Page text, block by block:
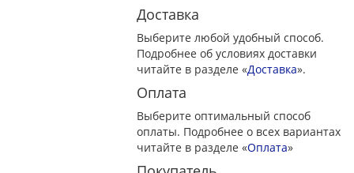
Доставка
Выберите любой удобный способ.
Подробнее об условиях доставки
читайте в разделе «Доставка».
Оплата
Выберите оптимальный способ
оплаты. Подробнее о всех вариантах
читайте в разделе «Оплата»